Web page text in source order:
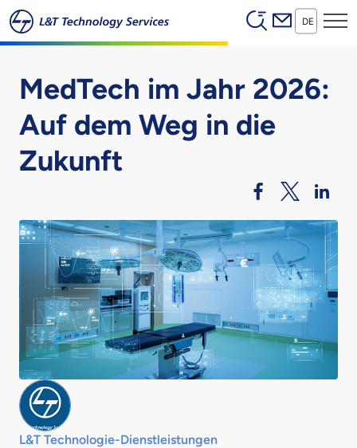
Zum Hauptinhalt springen Header
DE
MedTech im Jahr 2026:
Auf dem Weg in die
Zukunft
L&T Technologie-Dienstleistungen